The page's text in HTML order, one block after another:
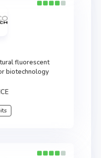
fluorescent
biotechnology